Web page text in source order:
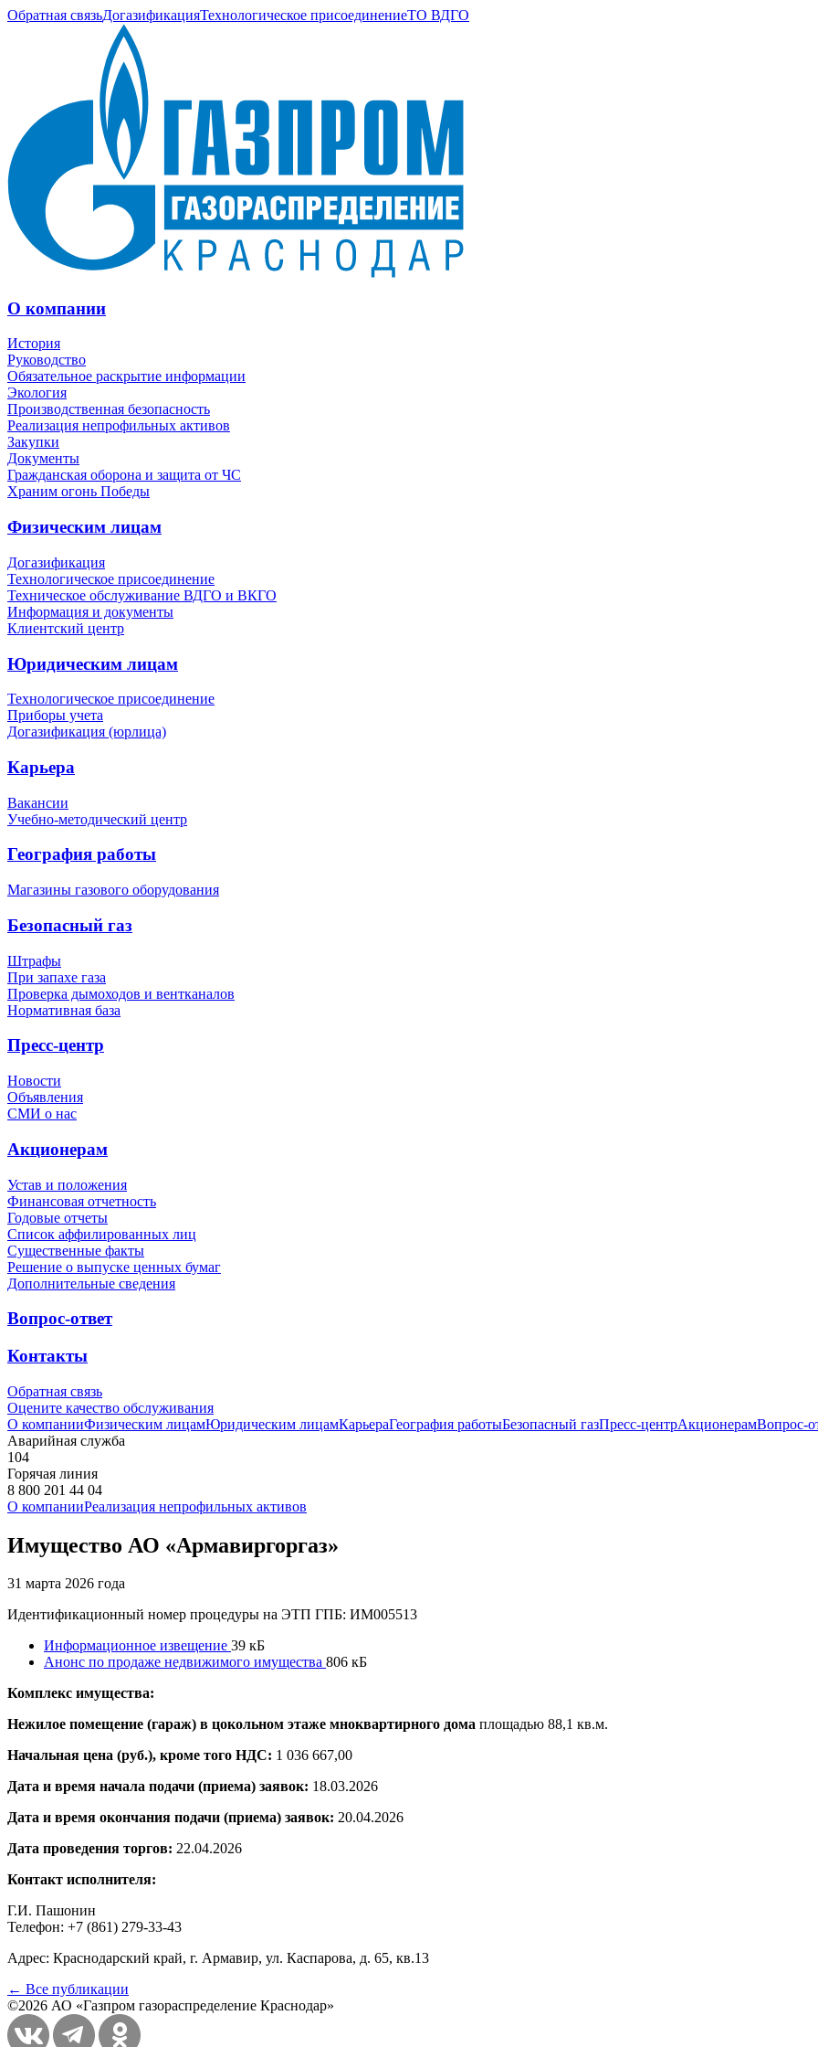
Обратная связьДогазификацияТехнологическое присоединениеТО ВДГО
О компании
История
Руководство
Обязательное раскрытие информации
Экология
Производственная безопасность
Реализация непрофильных активов
Закупки
Документы
Гражданская оборона и защита от ЧС
Храним огонь Победы
Физическим лицам
Догазификация
Технологическое присоединение
Техническое обслуживание ВДГО и ВКГО
Информация и документы
Клиентский центр
Юридическим лицам
Технологическое присоединение
Приборы учета
Догазификация (юрлица)
Карьера
Вакансии
Учебно-методический центр
География работы
Магазины газового оборудования
Безопасный газ
Штрафы
При запахе газа
Проверка дымоходов и вентканалов
Нормативная база
Пресс-центр
Новости
Объявления
СМИ о нас
Акционерам
Устав и положения
Финансовая отчетность
Годовые отчеты
Список аффилированных лиц
Существенные факты
Решение о выпуске ценных бумаг
Дополнительные сведения
Вопрос-ответ
Контакты
Обратная связь
Оцените качество обслуживания
О компанииФизическим лицамЮридическим лицамКарьераГеография работыБезопасный газПресс-центрАкционерамВопрос-
Аварийная служба
104
Горячая линия
8 800 201 44 04
О компанииРеализация непрофильных активов
Имущество АО «Армавиргоргаз»
31 марта 2026 года
Идентификационный номер процедуры на ЭТП ГПБ: ИМ005513
Информационное извещение 39 кБ
Анонс по продаже недвижимого имущества 806 кБ
Комплекс имущества:
Нежилое помещение (гараж) в цокольном этаже мноквартирного дома площадью 88,1 кв.м.
Начальная цена (руб.), кроме того НДС: 1 036 667,00
Дата и время начала подачи (приема) заявок: 18.03.2026
Дата и время окончания подачи (приема) заявок: 20.04.2026
Дата проведения торгов: 22.04.2026
Контакт исполнителя:
Г.И. Пашонин
Телефон: +7 (861) 279-33-43
Адрес: Краснодарский край, г. Армавир, ул. Каспарова, д. 65, кв.13
← Все публикации
©2026 АО «Газпром газораспределение Краснодар»